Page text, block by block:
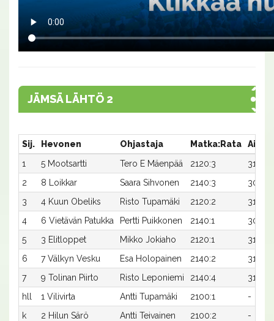
JÄMSÄ LÄHTÖ 2
Sij. Hevonen Ohjastaja Matka:Rata
Aika
1
5 Mootsartti Tero E Mäenpää 2120:3
31,1x
2
8 Loikkar Saara Sihvonen 2140:3
30,6
3
4 Kuun Obeliks Risto Tupamäki 2120:2
31,5
4
6 Vietävän Patukka Pertti Puikkonen 2140:1
30,7
5
3 Elitloppet Mikko Jokiaho 2120:1
31,8x
6
7 Välkyn Vesku Esa Holopainen 2140:2
31,0x
7
9 Tolinan Piirto Risto Leponiemi 2140:4
31,3
hll
1 Vilivirta Antti Tupamäki 2100:1
-
k
2 Hilun Särö Antti Teivainen 2100:2
-